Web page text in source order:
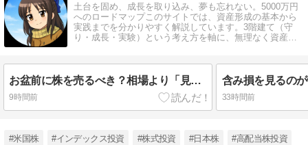
土台を固め、成長を取り込み、夢も忘れない。5000万円
へのロードマップこのサイトでは、資産形成の基本から
実践までを分かりやすく解説しています。3階建て（守
り・成長・実験）という考え方を軸に、無理なく資産を
お盆前に株を売るべき？相場より「見られない時間」を先に確認する
9時間前 33時間前
#米国株 #インデックス投資 #株式投資 #日本株 #高配当株投資